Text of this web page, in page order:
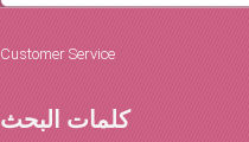
Customer Service
كلمات البحث